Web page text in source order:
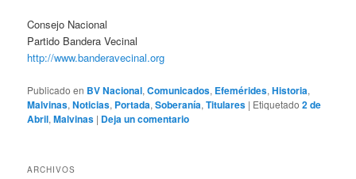
Consejo Nacional
Partido Bandera Vecinal
http://www.banderavecinal.org
Publicado en BV Nacional,Comunicados, Efemérides,Historia,
Malvinas,Noticias, Portada,Soberanía,Titulares | Etiquetado 2 de
Abril,Malvinas | Deja un comentario
ARCHIVOS